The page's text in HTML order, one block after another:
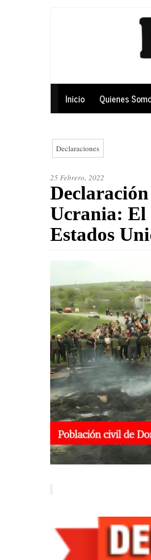
Navegación
principal
Inicio Quienes
Declaraciones
25 Febrero, 2022
Ucrania: El
Estados